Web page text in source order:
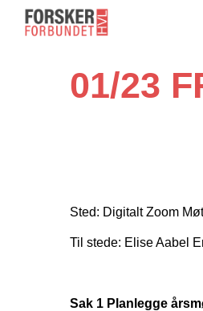
01/23
Sted: Digitalt Zoom
Til stede: Elise Aabel
Sak 1 Planlegge